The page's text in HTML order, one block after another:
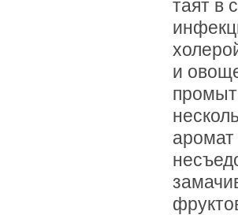
таят в
и
аромат